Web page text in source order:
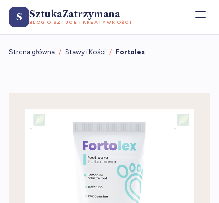
S SztukaZatrzymana
BLOG O SZTUCE I KREATYWNOŚCI
Strona główna / Stawy i Kości / Fortolex